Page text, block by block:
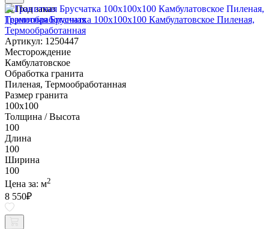
Под заказ
Гранитная Брусчатка 100х100x100 Камбулатовское Пиленая,
Термообработанная
Артикул: 1250447
Месторождение
Камбулатовское
Обработка гранита
Пиленая, Термообработанная
Размер гранита
100х100
Толщина / Высота
100
Длина
100
Ширина
100
Цена за: м2
8 550₽